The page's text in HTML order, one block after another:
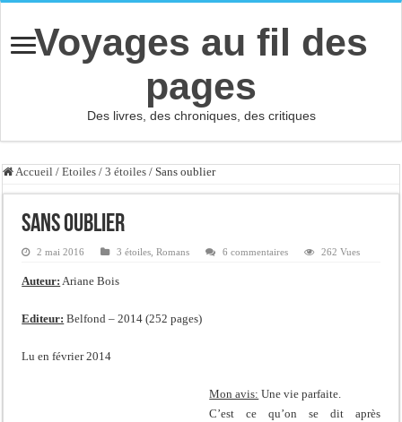
Voyages au fil des
pages
Des livres, des chroniques, des critiques
Accueil / Etoiles / 3 étoiles / Sans oublier
Sans oublier
2 mai 2016 3 étoiles ,Romans 6 commentaires 262 Vues
Auteur: Ariane Bois
Editeur: Belfond – 2014 (252 pages)
Lu en février 2014
Mon avis: Une vie parfaite.
C’est ce qu’on se dit après